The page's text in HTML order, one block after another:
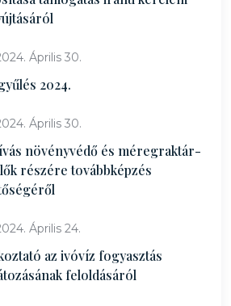
Április 30.
2024.
Április 30.
növényvédő és méregraktár-
részére továbbképzés
Április 24.
az ivóvíz fogyasztás
feloldásáról